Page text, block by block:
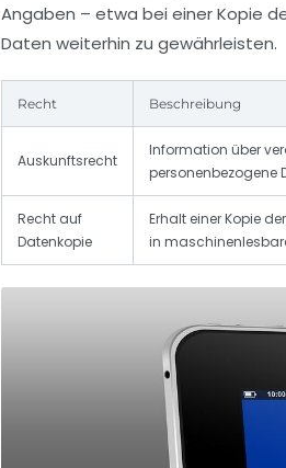
Angaben – etwa bei einer Kopie
Daten weiterhin zu gewährleisten.
Recht Beschreibung
Auskunftsrecht
Information über
personenbezogene
Recht auf
Datenkopie
Erhalt einer Kopie
in